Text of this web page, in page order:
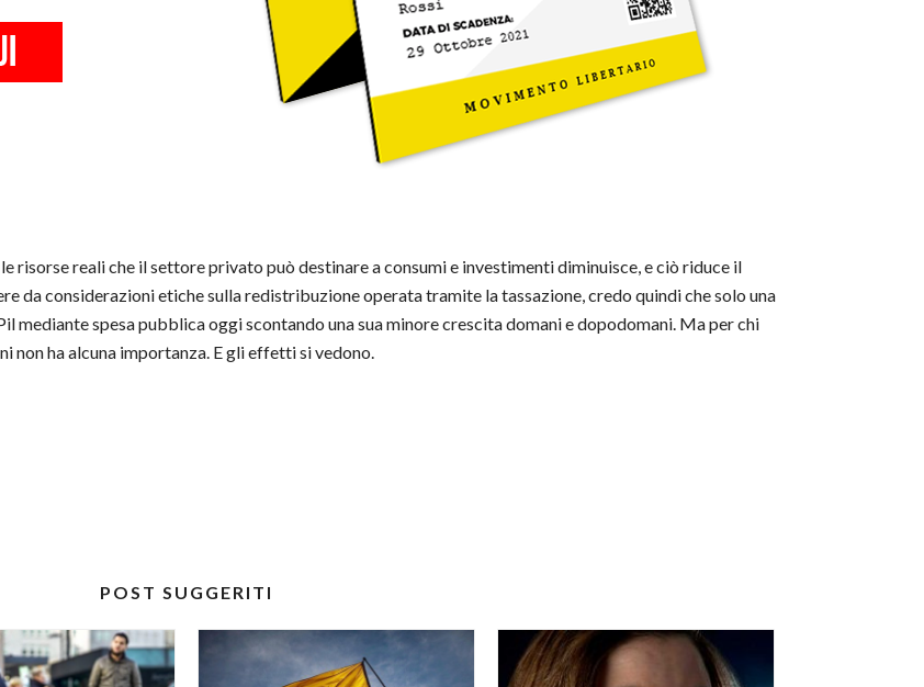
risorse reali che il settore privato può destinare a consumi e investimenti diminuisce, e ciò riduce il
da considerazioni etiche sulla redistribuzione operata tramite la tassazione, credo quindi che solo una
mediante spesa pubblica oggi scontando una sua minore crescita domani e dopodomani. Ma per chi
non ha alcuna importanza. E gli effetti si vedono.
POST SUGGERITI